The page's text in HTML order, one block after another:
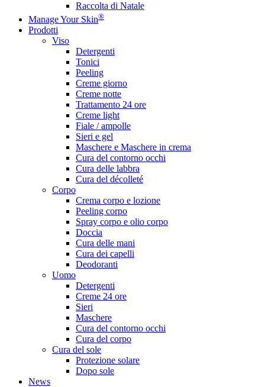
Raccolta di Natale
Manage Your Skin®
Prodotti
Viso
Detergenti
Tonici
Peeling
Creme giorno
Creme notte
Trattamento 24 ore
Creme light
Fiale / ampolle
Sieri e gel
Maschere e Maschere in crema
Cura del contorno occhi
Cura delle labbra
Cura del décolleté
Corpo
Crema corpo e lozione
Peeling corpo
Spray corpo e olio corpo
Doccia
Cura delle mani
Cura dei capelli
Deodoranti
Uomo
Detergenti
Creme 24 ore
Sieri
Maschere
Cura del contorno occhi
Cura del corpo
Cura del sole
Protezione solare
Dopo sole
News